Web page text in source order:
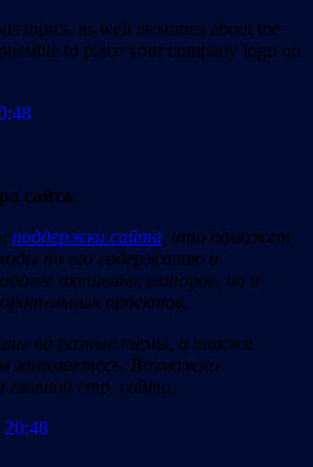
topics, as well as stories about the
to place your company logo on
сайта:
поддержки сайта , что поможет
по его содержанию и
активных авторов, но и
проектов.
на разные темы, а также
занимаетесь. Возможно
главной стр. сайта.